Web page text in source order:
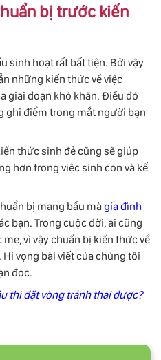
bị trước kiến
sinh hoạt rất bất tiện. Bởi vậy
những kiến thức về việc
giai đoạn khó khăn. Điều đó
ghi điểm trong mắt người bạn
thức sinh đẻ cũng sẽ giúp
hơn trong việc sinh con và kế
bị mang bầu màgia đình
bạn. Trong cuộc đời, ai cũng
vì vậy chuẩn bị kiến thức về
vọng bài viết của chúng tôi
đọc.
thì đặt vòng tránh thai được?